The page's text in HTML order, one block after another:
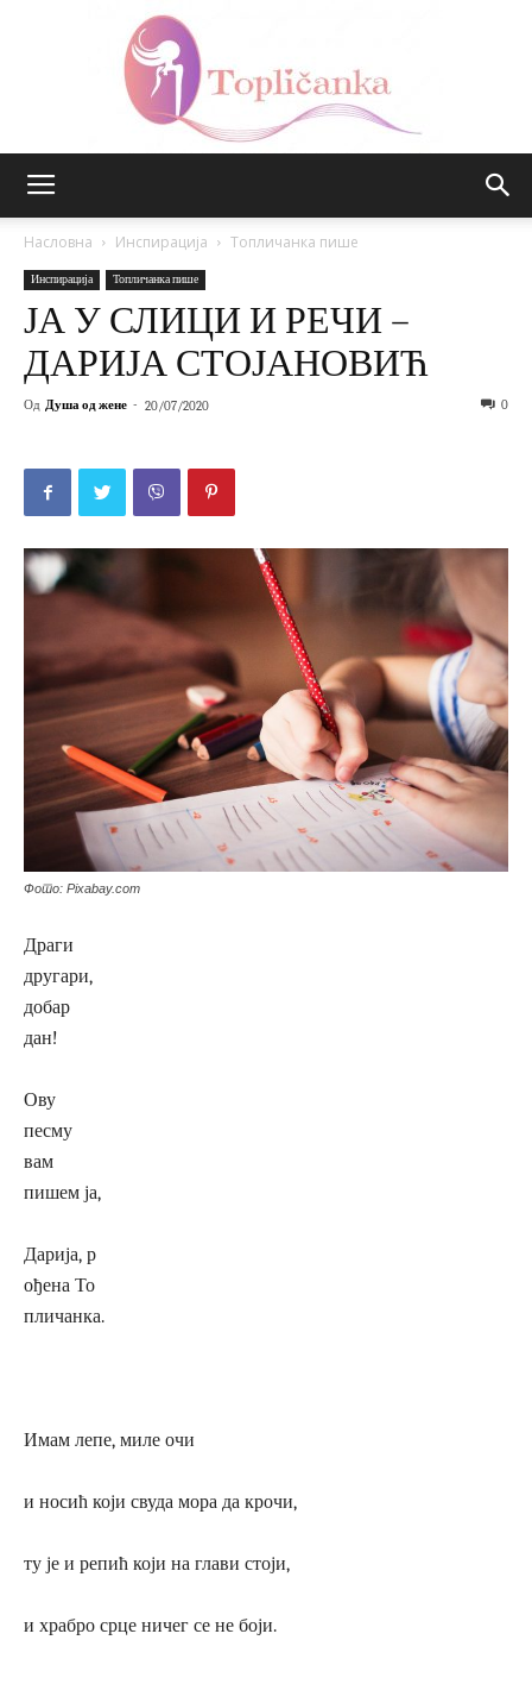
Насловна Инспирација Топличанка пише
Инспирација Топличанка пише
ЈА У СЛИЦИ И РЕЧИ –
ДАРИЈА СТОЈАНОВИЋ
Од Душа од жене - 20/07/2020 0
Фото: Pixabay.com
Драги
другари,
добар
дан!
Ову
песму
вам
пишем ја,
Дарија, р
ођена То
пличанка.
Имам лепе, миле очи
и носић који свуда мора да крочи,
ту је и репић који на глави стоји,
и храбро срце ничег се не боји.